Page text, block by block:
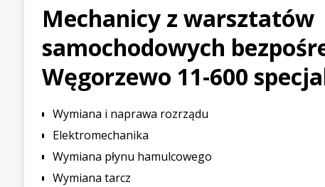
[ 21 lipca 2026 ] Palou
WYŚCIGOWE
[ 30 lipca 2026 ]
Kia
PIERWSZE JAZDY
Mechanicy z warsztatów
samochodowych
Węgorzewo 11-600
Wymiana i naprawa rozrządu
Elektromechanika
Wymiana płynu hamulcowego
Wymiana tarcz